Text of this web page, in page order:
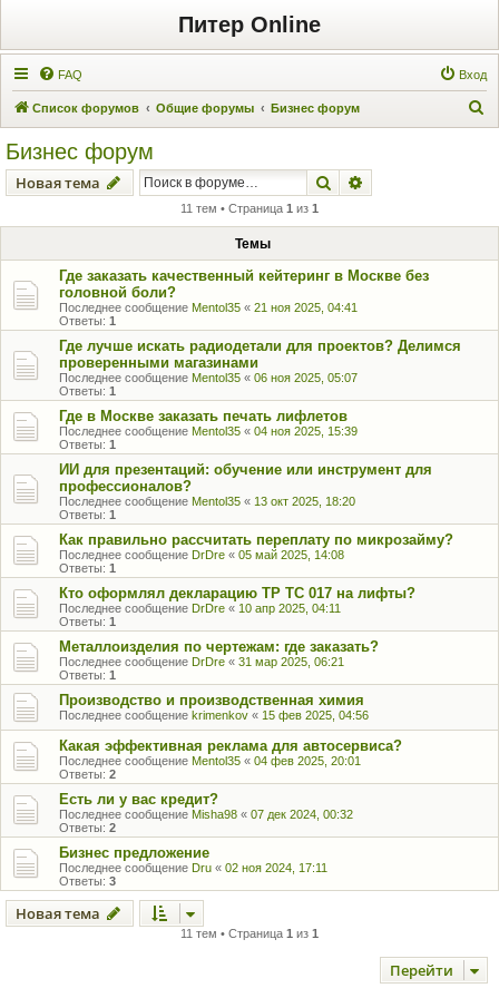
Питер Online
FAQ Вход
Список форумов Общие форумы Бизнес форум
Бизнес форум
Новая тема Поиск
11 тем • Страница 1 из 1
Темы
Где заказать качественный кейтеринг в Москве без
головной боли?
Последнее сообщение Mentol35 « 21 ноя 2025, 04:41
Ответы: 1
Где лучше искать радиодетали для проектов? Делимся
проверенными магазинами
Последнее сообщение Mentol35 « 06 ноя 2025, 05:07
Ответы: 1
Где в Москве заказать печать лифлетов
Последнее сообщение Mentol35 « 04 ноя 2025, 15:39
Ответы: 1
ИИ для презентаций: обучение или инструмент для
профессионалов?
Последнее сообщение Mentol35 « 13 окт 2025, 18:20
Ответы: 1
Как правильно рассчитать переплату по микрозайму?
Последнее сообщение DrDre « 05 май 2025, 14:08
Ответы: 1
Кто оформлял декларацию ТР ТС 017 на лифты?
Последнее сообщение DrDre « 10 апр 2025, 04:11
Ответы: 1
Металлоизделия по чертежам: где заказать?
Последнее сообщение DrDre « 31 мар 2025, 06:21
Ответы: 1
Производство и производственная химия
Последнее сообщение krimenkov « 15 фев 2025, 04:56
Какая эффективная реклама для автосервиса?
Последнее сообщение Mentol35 « 04 фев 2025, 20:01
Ответы: 2
Есть ли у вас кредит?
Последнее сообщение Misha98 « 07 дек 2024, 00:32
Ответы: 2
Бизнес предложение
Последнее сообщение Dru « 02 ноя 2024, 17:11
Ответы: 3
Новая тема
11 тем • Страница 1 из 1
Перейти